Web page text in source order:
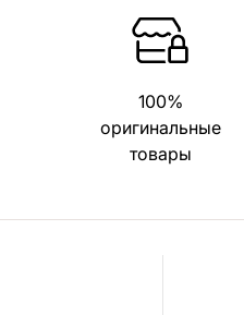
100%
оригинальные
товары